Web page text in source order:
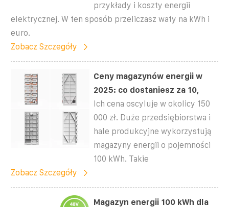
przykłady i koszty energii
elektrycznej. W ten sposób przeliczasz waty na kWh i
euro.
Zobacz Szczegóły
Ceny magazynów energii w
2025: co dostaniesz za 10,
Ich cena oscyluje w okolicy 150
000 zł. Duże przedsiębiorstwa i
hale produkcyjne wykorzystują
magazyny energii o pojemności
100 kWh. Takie
Zobacz Szczegóły
Magazyn energii 100 kWh dla